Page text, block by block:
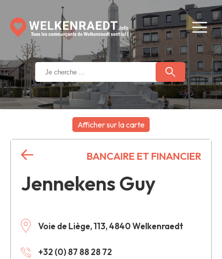
Afficher sur la carte
Jennekens Guy
Voie de Liège, 113, 4840 Welkenraedt
+32 (0) 87 88 28 72
BANCAIRE ET FINANCIER
+
−